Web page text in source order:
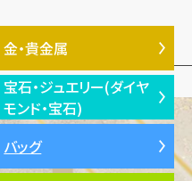
金・貴金属
金・貴金属TOP
プラチナ
銀・シルバー
宝石・ジュエリー(ダイヤ
モンド・宝石)
宝石・ジュエリー(ダイヤモン
ド・宝石)TOP
バッグ